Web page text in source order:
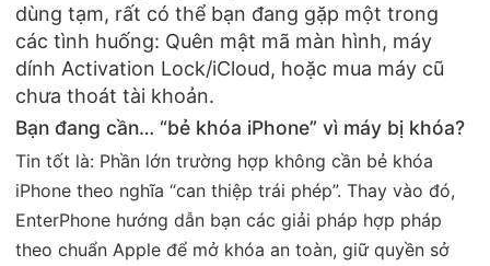
dùng tạm, rất có thể bạn đang gặp một trong
các tình huống: Quên mật mã màn hình, máy
dính Activation Lock/iCloud, hoặc mua máy cũ
chưa thoát tài khoản.
Bạn đang cần… “bẻ khóa iPhone” vì máy bị khóa?
Tin tốt là: Phần lớn trường hợp không cần bẻ khóa
iPhone theo nghĩa “can thiệp trái phép”. Thay vào đó,
EnterPhone hướng dẫn bạn các giải pháp hợp pháp
theo chuẩn Apple để mở khóa an toàn, giữ quyền sở